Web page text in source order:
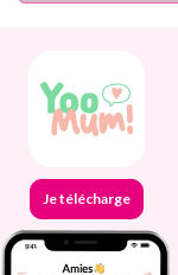
Je télécharge